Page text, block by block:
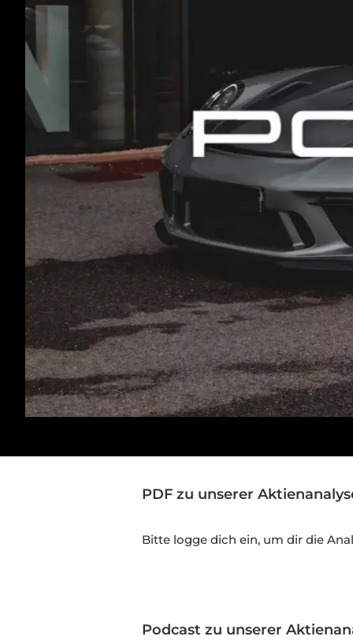
PDF zu unserer
Bitte logge dich ein, um dir die
Podcast zu unserer